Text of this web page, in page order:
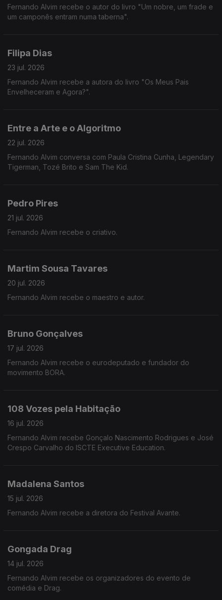
Fernando Alvim recebe o autor do livro "Um nobre, um frade e
um camponês entram numa taberna".
Filipa Dias
23 jul. 2026
Fernando Alvim recebe a autora do livro "Os Meus Pais
Envelheceram e Agora?".
Entre a Arte e o Algoritmo
22 jul. 2026
Fernando Alvim conversa com Paula Cristina Cunha, Legendary
Tigerman, Tozé Brito e Sam The Kid.
Pedro Pires
21 jul. 2026
Fernando Alvim recebe o criativo.
Martim Sousa Tavares
20 jul. 2026
Fernando Alvim recebe o maestro e autor.
Bruno Gonçalves
17 jul. 2026
Fernando Alvim recebe o eurodeputado e fundador do
movimento BORA.
108 Vozes pela Habitação
16 jul. 2026
Fernando Alvim recebe Gonçalo Nascimento Rodrigues e José
Crespo Carvalho do ISCTE Executive Education.
Madalena Santos
15 jul. 2026
Fernando Alvim recebe a diretora do Festival Avante.
Gongada Drag
14 jul. 2026
Fernando Alvim recebe os organizadores do evento de
comédia e Drag.